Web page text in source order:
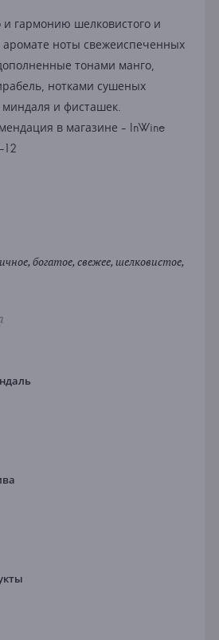
и гармонию шелковистого и
аромате ноты свежеиспеченных
тонами манго,
нотками сушеных
миндаля и фисташек.
в магазине - InWine
богатое, свежее, шелковистое,